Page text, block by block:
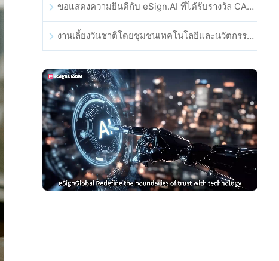
ขอแสดงความยินดีกับ eSign.AI ที่ได้รับรางวัล CAHK STAR Award 2025
งานเลี้ยงวันชาติโดยชุมชนเทคโนโลยีและนวัตกรรมฮ่องกง